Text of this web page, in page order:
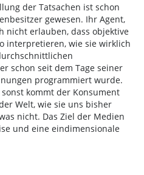
der Tatsachen ist schon
gewesen. Ihr Agent,
nicht erlauben, dass objektive
interpretieren, wie sie wirklich
schon seit dem Tage seiner
programmiert wurde.
kommt der Konsument
Welt, wie sie uns bisher
nicht. Das Ziel der Medien
und eine eindimensionale